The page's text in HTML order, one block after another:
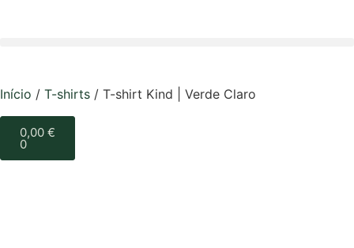
Início / T-shirts / T-shirt Kind | Verde Claro
0,00 €
0